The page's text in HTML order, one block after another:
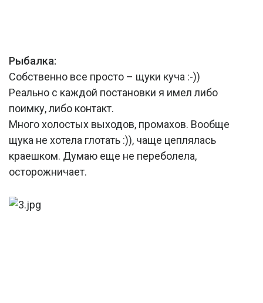
Рыбалка:
Собственно все просто – щуки куча :-))
Реально с каждой постановки я имел либо
поимку, либо контакт.
Много холостых выходов, промахов. Вообще
щука не хотела глотать :)), чаще цеплялась
краешком. Думаю еще не переболела,
осторожничает.